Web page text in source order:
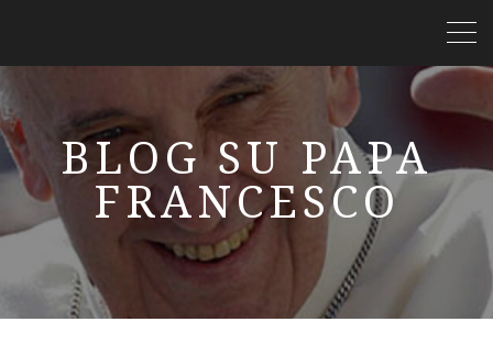
BLOG SU PAPA
FRANCESCO